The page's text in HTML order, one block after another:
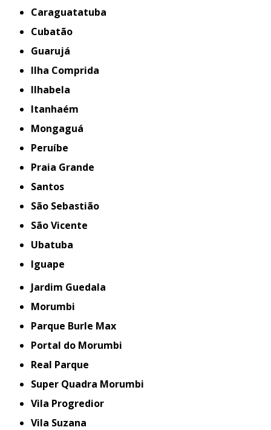
Caraguatatuba
Cubatão
Guarujá
Ilha Comprida
Ilhabela
Itanhaém
Mongaguá
Peruíbe
Praia Grande
Santos
São Sebastião
São Vicente
Ubatuba
iguape
Jardim Guedala
Morumbi
Parque Burle Max
Portal do Morumbi
Real Parque
Super Quadra Morumbi
Vila Progredior
Vila Suzana